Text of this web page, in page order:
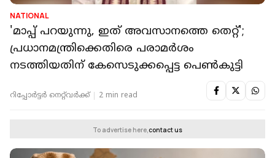
NATIONAL
'മാപ്പ് പറയുന്നു, ഇത് അവസാനത്തെ തെറ്റ്';
പ്രധാനമന്ത്രിക്കെതിരെ പരാമർശം
നടത്തിയതിന് കേസെടുക്കപ്പെട്ട പെൺകുട്ടി
റിപ്പോർട്ടർ നെറ്റ്‌വര്‍ക്ക്‌ 2 min read
To advertise here,contact us